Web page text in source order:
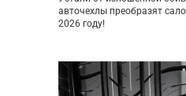
авточехлы преобразят
2026 году!